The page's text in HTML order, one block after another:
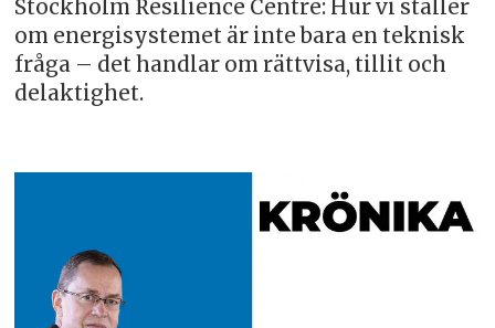
Stockholm Resilience Centre: Hur vi ställer
om energisystemet är inte bara en teknisk
fråga – det handlar om rättvisa, tillit och
delaktighet.